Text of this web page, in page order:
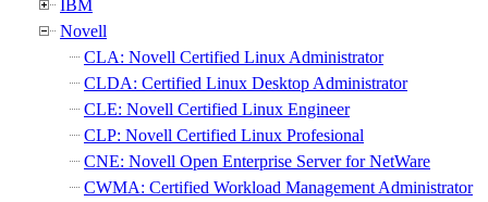
IBM
Novell
CLA: Novell Certified Linux Administrator
CLDA: Certified Linux Desktop Administrator
CLE: Novell Certified Linux Engineer
CLP: Novell Certified Linux Profesional
CNE: Novell Open Enterprise Server for NetWare
CWMA: Certified Workload Management Administrator